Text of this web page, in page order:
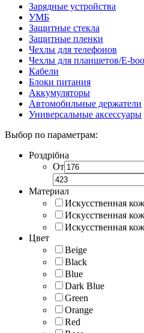
Зарядные устройства
УМБ
Защитные стекла
Защитные пленки
Чехлы для телефонов
Чехлы для планшетов/E-
Кабели
Блоки питания
Аккумуляторы
Автомобильные держатели
Универсальные аксессуары
Выбор по параметрам:
Роздрібна
От
Материал
Искусственная
Искусственная
Искусственная
Цвет
Beige
Black
Blue
Dark Blue
Green
Orange
Red